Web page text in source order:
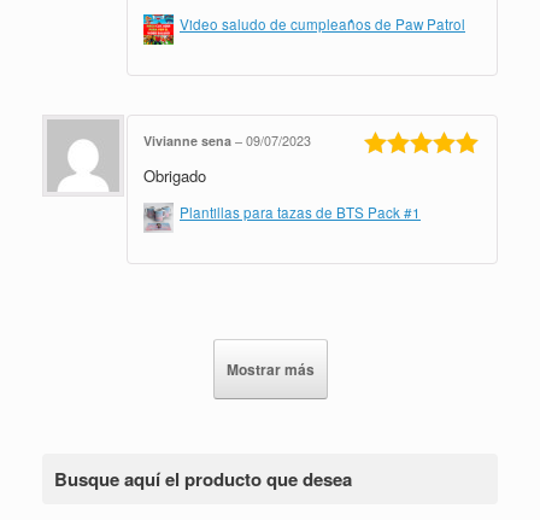
Video saludo de cumpleaños de Paw Patrol
Vivianne sena – 09/07/2023
Obrigado
Plantillas para tazas de BTS Pack #1
Mostrar más
Busque aquí el producto que desea